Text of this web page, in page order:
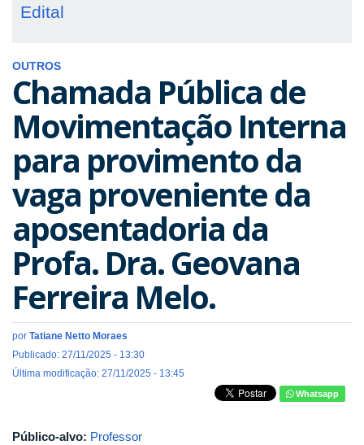
Edital
OUTROS
Chamada Pública de
Movimentação Interna
para provimento da
vaga proveniente da
aposentadoria da
Profa. Dra. Geovana
Ferreira Melo.
por Tatiane Netto Moraes
Publicado: 27/11/2025 - 13:30
Última modificação: 27/11/2025 - 13:45
Whatsapp
Público-alvo: Professor